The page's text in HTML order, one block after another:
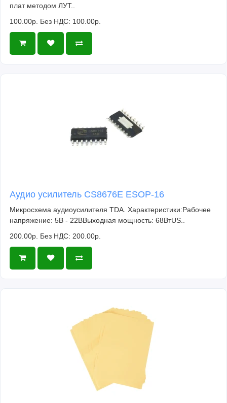
плат методом ЛУТ..
100.00р. Без НДС: 100.00р.
Аудио усилитель CS8676E ESOP-16
Микросхема аудиоусилителя TDA. Характеристики:Рабочее
напряжение: 5В - 22ВВыходная мощность: 68ВтUS..
200.00р. Без НДС: 200.00р.